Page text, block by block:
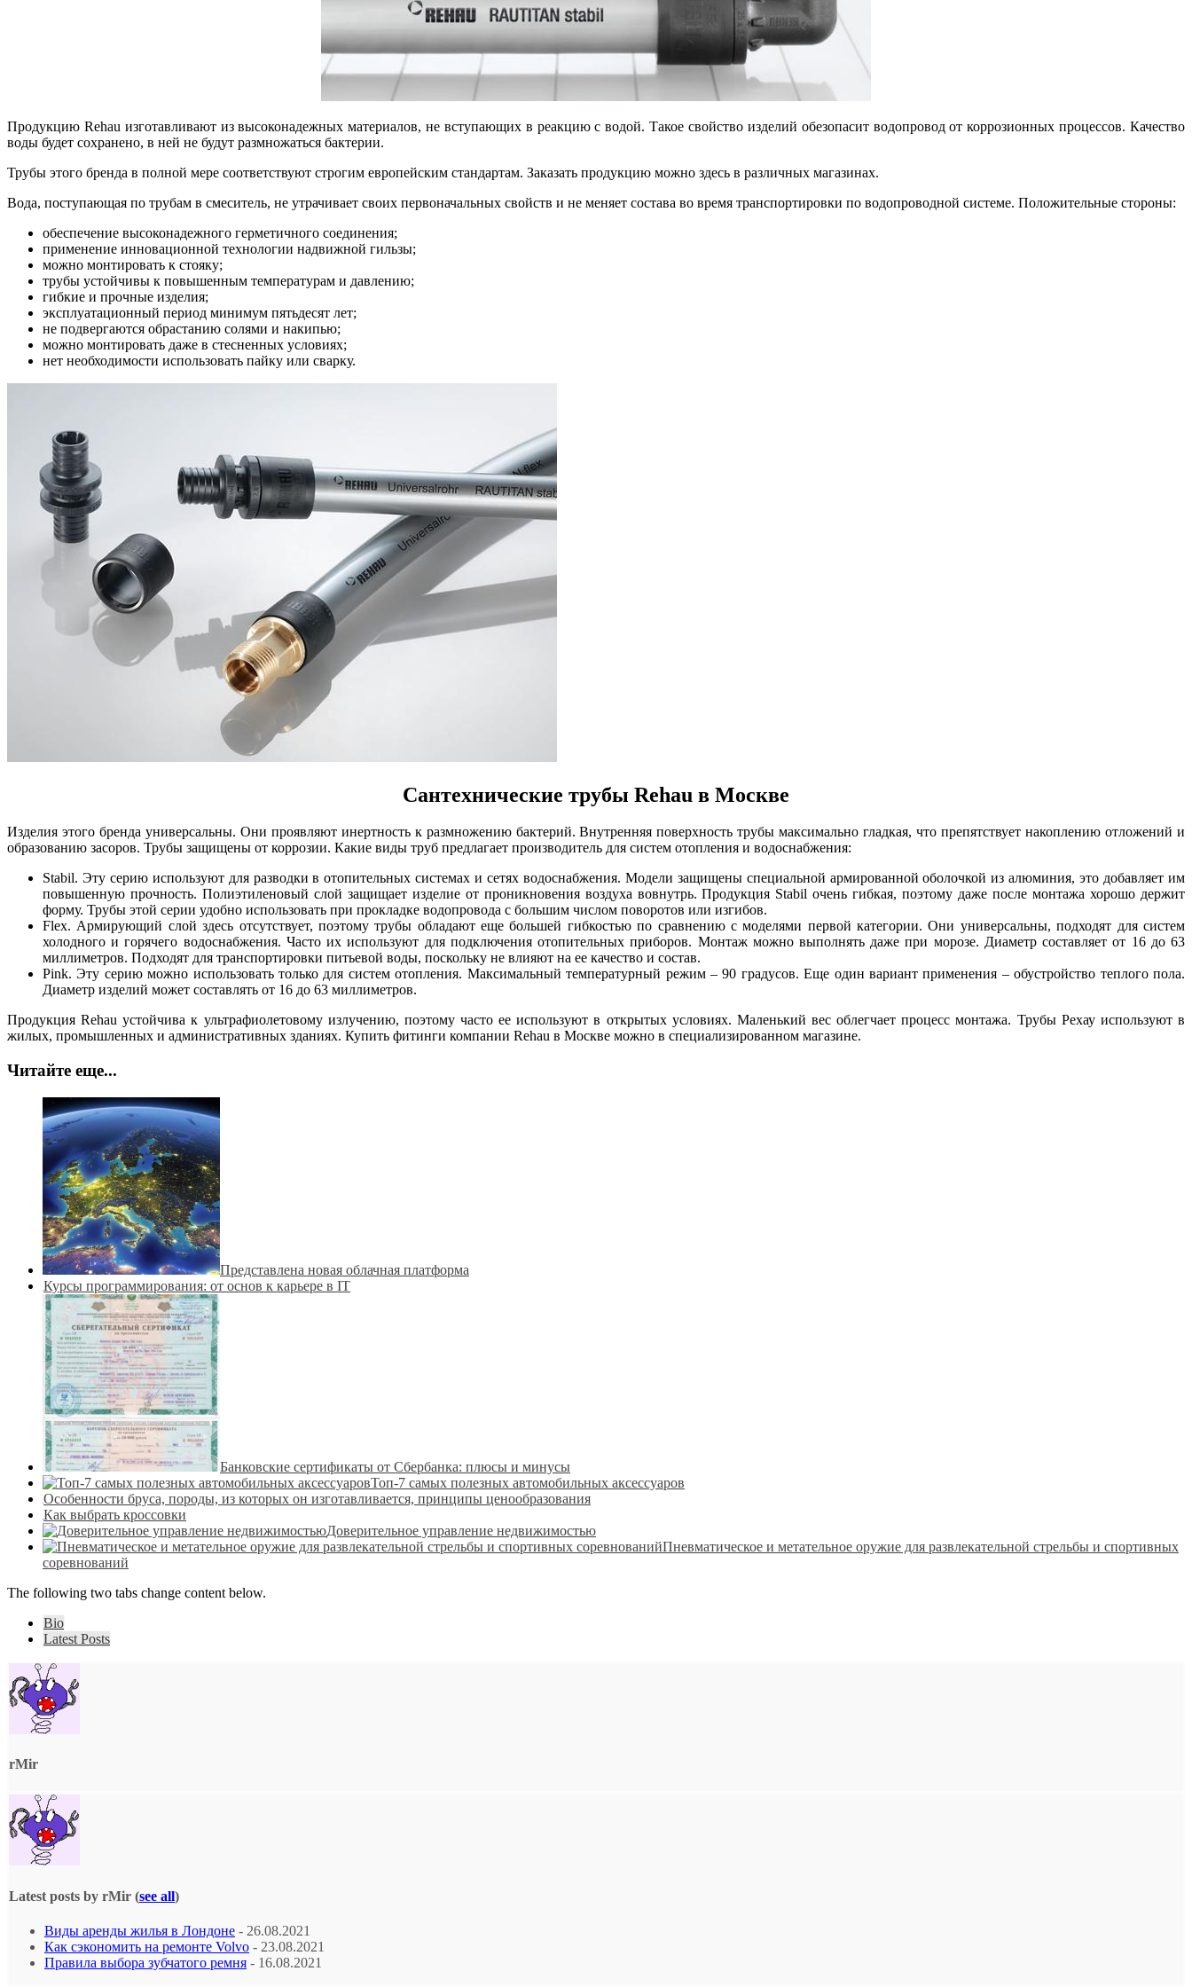
Продукцию Rehau изготавливают из высоконадежных материалов, не вступающих в реакцию с водой. Такое свойство изделий обезопасит водопровод от коррозионных процессов. Качество
воды будет сохранено, в ней не будут размножаться бактерии.
Трубы этого бренда в полной мере соответствуют строгим европейским стандартам. Заказать продукцию можно здесь в различных магазинах.
Вода, поступающая по трубам в смеситель, не утрачивает своих первоначальных свойств и не меняет состава во время транспортировки по водопроводной системе. Положительные стороны:
обеспечение высоконадежного герметичного соединения;
применение инновационной технологии надвижной гильзы;
можно монтировать к стояку;
трубы устойчивы к повышенным температурам и давлению;
гибкие и прочные изделия;
эксплуатационный период минимум пятьдесят лет;
не подвергаются обрастанию солями и накипью;
можно монтировать даже в стесненных условиях;
нет необходимости использовать пайку или сварку.
Сантехнические трубы Rehau в Москве
Изделия этого бренда универсальны. Они проявляют инертность к размножению бактерий. Внутренняя поверхность трубы максимально гладкая, что препятствует накоплению отложений и
образованию засоров. Трубы защищены от коррозии. Какие виды труб предлагает производитель для систем отопления и водоснабжения:
Stabil. Эту серию используют для разводки в отопительных системах и сетях водоснабжения. Модели защищены специальной армированной оболочкой из алюминия, это добавляет им
повышенную прочность. Полиэтиленовый слой защищает изделие от проникновения воздуха вовнутрь. Продукция Stabil очень гибкая, поэтому даже после монтажа хорошо держит
форму. Трубы этой серии удобно использовать при прокладке водопровода с большим числом поворотов или изгибов.
Flex. Армирующий слой здесь отсутствует, поэтому трубы обладают еще большей гибкостью по сравнению с моделями первой категории. Они универсальны, подходят для систем
холодного и горячего водоснабжения. Часто их используют для подключения отопительных приборов. Монтаж можно выполнять даже при морозе. Диаметр составляет от 16 до 63
миллиметров. Подходят для транспортировки питьевой воды, поскольку не влияют на ее качество и состав.
Pink. Эту серию можно использовать только для систем отопления. Максимальный температурный режим – 90 градусов. Еще один вариант применения – обустройство теплого пола.
Диаметр изделий может составлять от 16 до 63 миллиметров.
Продукция Rehau устойчива к ультрафиолетовому излучению, поэтому часто ее используют в открытых условиях. Маленький вес облегчает процесс монтажа. Трубы Рехау используют в
жилых, промышленных и административных зданиях. Купить фитинги компании Rehau в Москве можно в специализированном магазине.
Читайте еще...
Представлена новая облачная платформа
Курсы программирования: от основ к карьере в IT
Банковские сертификаты от Сбербанка: плюсы и минусы
Топ-7 самых полезных автомобильных аксессуаров
Особенности бруса, породы, из которых он изготавливается, принципы ценообразования
Как выбрать кроссовки
Доверительное управление недвижимостью
Пневматическое и метательное оружие для развлекательной стрельбы и спортивных
соревнований
The following two tabs change content below.
Bio
Latest Posts
rMir
Latest posts by rMir (see all)
Виды аренды жилья в Лондоне - 26.08.2021
Как сэкономить на ремонте Volvo - 23.08.2021
Правила выбора зубчатого ремня - 16.08.2021